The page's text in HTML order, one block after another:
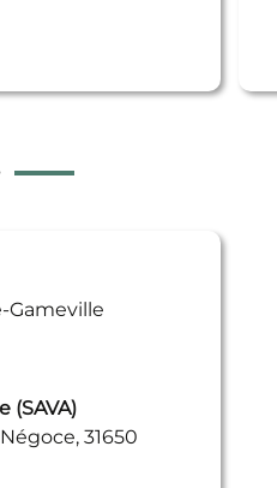
Gameville
(SAVA)
31650